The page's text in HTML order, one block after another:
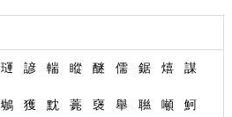
璭 諺 輲 瞛 醚 儒 鋸 熺 謀
鴢 獲 黕 薧 襃 舉 聮 噸 魺